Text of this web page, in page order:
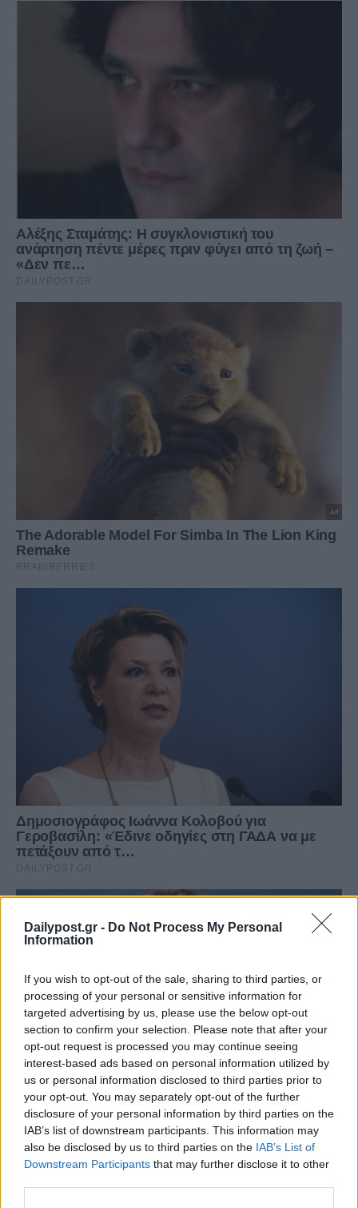
Dailypost.gr - Do Not Process My Personal
Information
If you wish to opt-out of the sale, sharing to third parties, or
processing of your personal or sensitive information for
targeted advertising by us, please use the below opt-out
section to confirm your selection. Please note that after your
opt-out request is processed you may continue seeing
interest-based ads based on personal information utilized by
us or personal information disclosed to third parties prior to
your opt-out. You may separately opt-out of the further
disclosure of your personal information by third parties on the
IAB’s list of downstream participants. This information may
also be disclosed by us to third parties on the IAB’s List of
Downstream Participants that may further disclose it to other